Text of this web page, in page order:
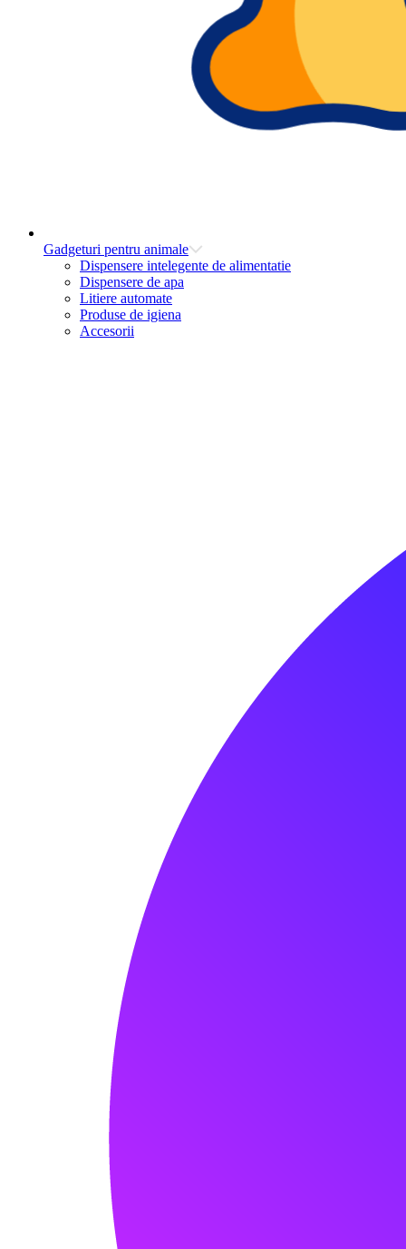
Gadgeturi pentru animale
Dispensere intelegente de alimentatie
Dispensere de apa
Litiere automate
Produse de igiena
Accesorii